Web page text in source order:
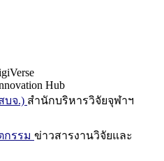
Hub
บจ.) สำนักบริหารวิจัยจุฬาฯ
กรรม ข่าวสารงานวิจัยและ